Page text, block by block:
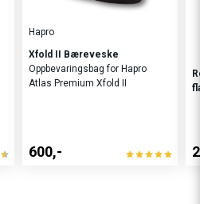
Hapro
Xfold II Bæreveske
Oppbevaringsbag for Hapro
Atlas Premium Xfold II
600,-